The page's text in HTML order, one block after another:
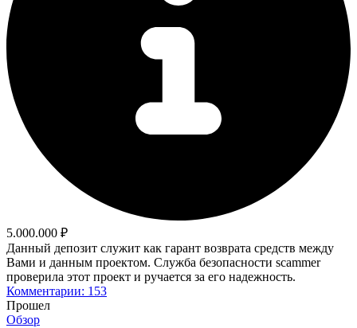
5.000.000 ₽
Данный депозит служит как гарант возврата средств между
Вами и данным проектом. Служба безопасности scammer
проверила этот проект и ручается за его надежность.
Комментарии: 153
Прошел
Обзор